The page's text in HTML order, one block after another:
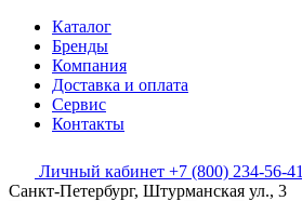
Каталог
Бренды
Компания
Доставка и оплата
Сервис
Контакты
Личный кабинет +7 (800) 234-56-41
Санкт-Петербург, Штурманская ул., 3